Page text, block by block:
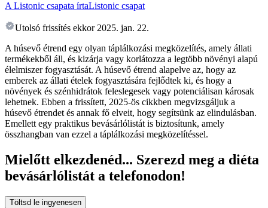
A Listonic csapata írtaListonic csapat
Utolsó frissítés ekkor 2025. jan. 22.
A húsevő étrend egy olyan táplálkozási megközelítés, amely állati
termékekből áll, és kizárja vagy korlátozza a legtöbb növényi alapú
élelmiszer fogyasztását. A húsevő étrend alapelve az, hogy az
emberek az állati ételek fogyasztására fejlődtek ki, és hogy a
növények és szénhidrátok feleslegesek vagy potenciálisan károsak
lehetnek. Ebben a frissített, 2025-ös cikkben megvizsgáljuk a
húsevő étrendet és annak fő elveit, hogy segítsünk az elindulásban.
Emellett egy praktikus bevásárlólistát is biztosítunk, amely
összhangban van ezzel a táplálkozási megközelítéssel.
Mielőtt elkezdenéd... Szerezd meg a diéta
bevásárlólistát a telefonodon!
Töltsd le ingyenesen